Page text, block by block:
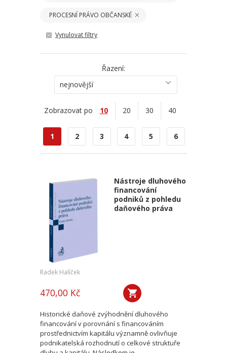
PROCESNÍ PRÁVO OBČANSKÉ
Vynulovat filtry
Řazení:
nejnovější
Zobrazovat po 10 20 30 40
1 2 3 4 5 6
Nástroje dluhového
financování
podniků z pohledu
daňového práva
Radek Halíček
470,00 Kč
Historické daňové zvýhodnění dluhového
financování v porovnání s financováním
prostřednictvím kapitálu významně ovlivňuje
podnikatelská rozhodnutí o celkové struktuře